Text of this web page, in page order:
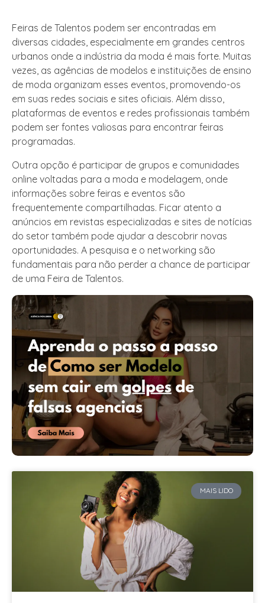
Feiras de Talentos podem ser encontradas em
diversas cidades, especialmente em grandes centros
urbanos onde a indústria da moda é mais forte. Muitas
vezes, as agências de modelos e instituições de ensino
de moda organizam esses eventos, promovendo-os
em suas redes sociais e sites oficiais. Além disso,
plataformas de eventos e redes profissionais também
podem ser fontes valiosas para encontrar feiras
programadas.
Outra opção é participar de grupos e comunidades
online voltadas para a moda e modelagem, onde
informações sobre feiras e eventos são
frequentemente compartilhadas. Ficar atento a
anúncios em revistas especializadas e sites de notícias
do setor também pode ajudar a descobrir novas
oportunidades. A pesquisa e o networking são
fundamentais para não perder a chance de participar
de uma Feira de Talentos.
MAIS LIDO